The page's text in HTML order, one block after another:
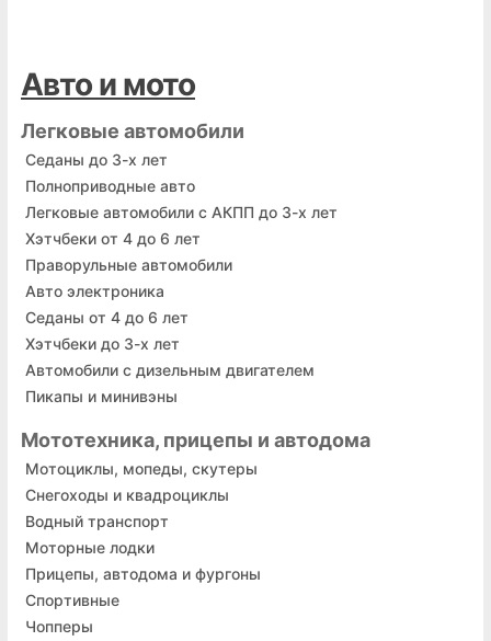
Авто и мото
Легковые автомобили
Седаны до 3-х лет
Полноприводные авто
Легковые автомобили с АКПП до 3-х лет
Хэтчбеки от 4 до 6 лет
Праворульные автомобили
Авто электроника
Седаны от 4 до 6 лет
Хэтчбеки до 3-х лет
Автомобили с дизельным двигателем
Пикапы и минивэны
Мототехника, прицепы и автодома
Мотоциклы, мопеды, скутеры
Снегоходы и квадроциклы
Водный транспорт
Моторные лодки
Прицепы, автодома и фургоны
Спортивные
Чопперы